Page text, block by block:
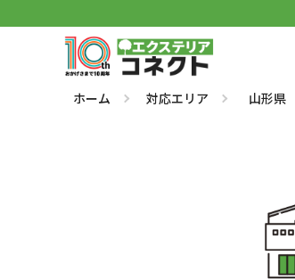
ホーム 対応エリア 山形県